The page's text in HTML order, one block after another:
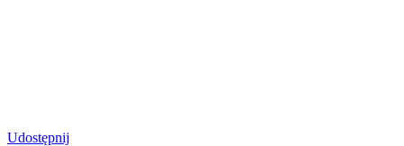
Udostępnij